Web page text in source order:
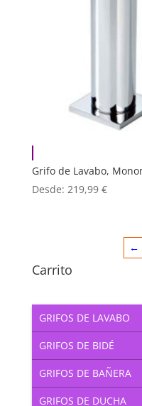
Grifo de Lavabo,
Desde: 219,99 €
←
Carrito
GRIFOS DE LAVABO
GRIFOS DE BIDÉ
GRIFOS DE BAÑERA
GRIFOS DE DUCHA